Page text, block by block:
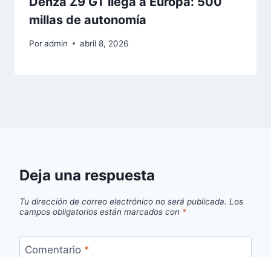
millas de autonomía
Poradmin abril 8, 2026
Deja una respuesta
Tu dirección de correo electrónico no será publicada. Los
campos obligatorios están marcados con *
Comentario *